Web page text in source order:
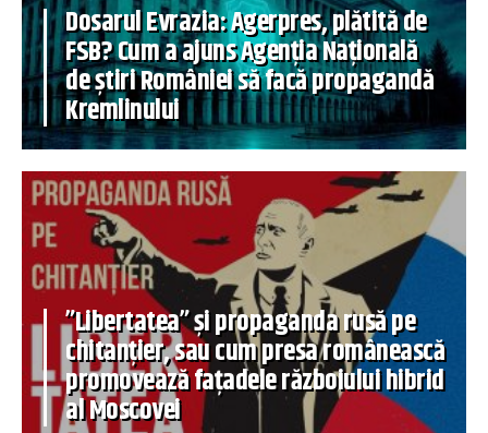
Dosarul Evrazia: Agerpres, plătită de
FSB? Cum a ajuns Agenția Națională
de știri României să facă propagandă
Kremlinului
”Libertatea” și propaganda rusă pe
chitanțier, sau cum presa românească
promovează fațadele războiului hibrid
al Moscovei